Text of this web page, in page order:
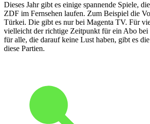
Dieses Jahr gibt es einige spannende Spiele,
ZDF im Fernsehen laufen. Zum Beispiel die
Türkei. Die gibt es nur bei Magenta TV. Für
vielleicht der richtige Zeitpunkt für ein Abo
für alle, die darauf keine Lust haben, gibt es
diese Partien.